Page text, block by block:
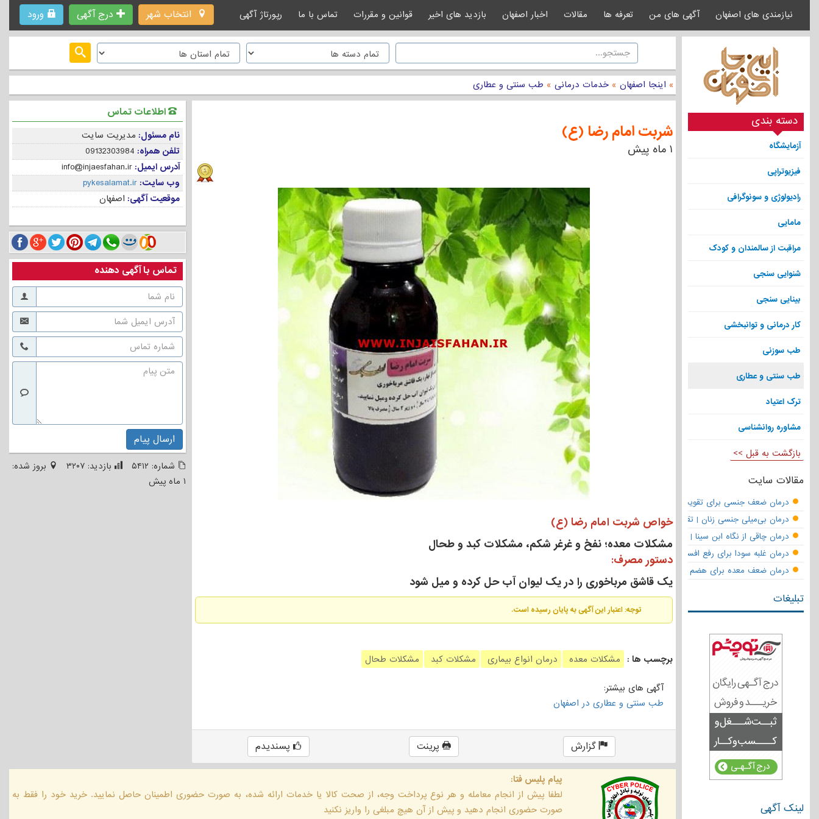
انتخاب شهر درج آگهی ورود نیازمندی های اصفهان آگهی های من تعرفه ها مقالات اخبار اصفهان بازدید های اخیر قوانین و مقررات تماس با ما رپورتاژ آگهی
دسته بندی
آزمایشگاه
فیزیوتراپی
رادیولوژی و سونوگرافی
مامایی
مراقبت از سالمندان و کودک
شنوایی سنجی
بینایی سنجی
کار درمانی و توانبخشی
طب سوزنی
طب سنتی و عطاری
ترک اعتیاد
مشاوره روانشناسی
بازگشت به قبل >>
مقالات سایت
درمان ضعف جنسی برای تقویت قوای مردانه | تقویت نعوظ و رفع زودانزالی
درمان بی‌میلی جنسی زنان | تقویت قوای جنسی و بازگشت لذت
درمان چاقی از نگاه ابن سینا | نسخه حکما برای کاهش وزن طبیعی
درمان غلبه سودا برای رفع افسردگی
درمان ضعف معده برای هضم قوی
تبلیغات
لینک آگهی
» اینجا اصفهان » خدمات درمانی » طب سنتی و عطاری
اطلاعات تماس
نام مسئول: مدیریت سایت
تلفن همراه: 09132303984
آدرس ایمیل:info@injaesfahan.ir
وب سایت:pykesalamat.ir
موقعیت آگهی: اصفهان
تماس با آگهی دهنده
ارسال پیام
شماره: ۵۴۱۲ بازدید: ۳۲۰۷
بروز شده:
۱ ماه پیش
شربت امام رضا (ع)
۱ ماه پیش
خواص شربت امام رضا (ع)
مشکلات معده؛ نفخ و غرغر شکم، مشکلات کبد و طحال
دستور مصرف:
یک قاشق مرباخوری را در یک لیوان آب حل کرده و میل شود
توجه: اعتبار این آگهی به پایان رسیده است.
برچسب ها : مشکلات معده درمان انواع بیماری مشکلات کبد مشکلات طحال
آگهی های بیشتر:
طب سنتی و عطاری در اصفهان
گزارش پرینت پسندیدم
پیام پلیس فتا:
لطفا پیش از انجام معامله و هر نوع پرداخت وجه، از صحت کالا یا خدمات ارائه شده، به صورت حضوری اطمینان حاصل نمایید. خرید خود را فقط به
صورت حضوری انجام دهید و پیش از آن هیچ مبلغی را واریز نکنید